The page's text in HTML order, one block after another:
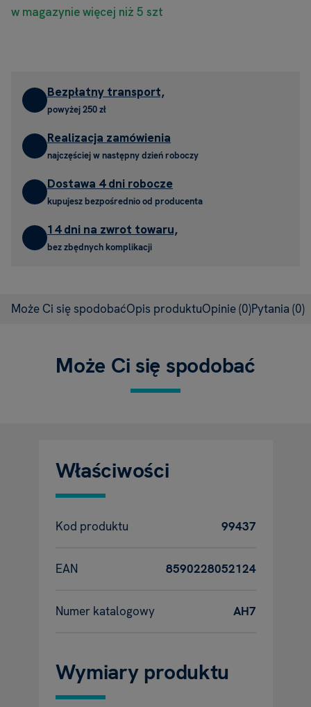
w magazynie więcej niż 5 szt
Bezpłatny transport,
powyżej 250 zł
Realizacja zamówienia
najczęściej w następny dzień roboczy
Dostawa 4 dni robocze
kupujesz bezpośrednio od producenta
14 dni na zwrot towaru,
bez zbędnych komplikacji
Może Ci się spodobaćOpis produktuOpinie(0)Pytania (0)
Może Ci się spodobać
Właściwości
Kod produktu 99437
EAN 8590228052124
Numer katalogowy AH7
Wymiary produktu